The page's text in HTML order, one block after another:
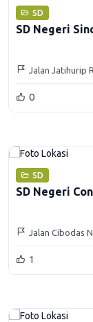
SD
SD Negeri
Jalan Jatihurip
Kecamatan
0
SD
SD Negeri
Jalan Cibodas
Conggeang
1